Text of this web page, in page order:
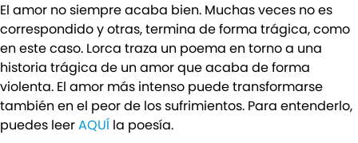
El amor no siempre acaba bien. Muchas veces no es
correspondido y otras, termina de forma trágica, como
en este caso. Lorca traza un poema en torno a una
historia trágica de un amor que acaba de forma
violenta. El amor más intenso puede transformarse
también en el peor de los sufrimientos. Para entenderlo,
puedes leerAQUÍ la poesía.